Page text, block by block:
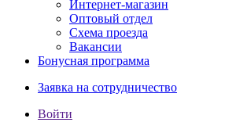
Интернет-магазин
Оптовый отдел
Схема проезда
Вакансии
Бонусная программа
Заявка на сотрудничество
Войти